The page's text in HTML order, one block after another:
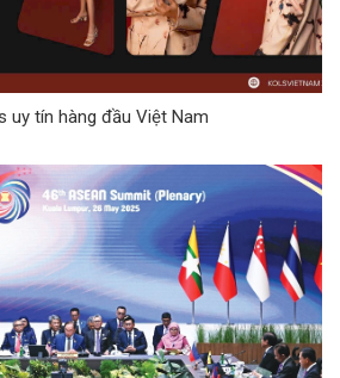
uy tín hàng đầu Việt Nam